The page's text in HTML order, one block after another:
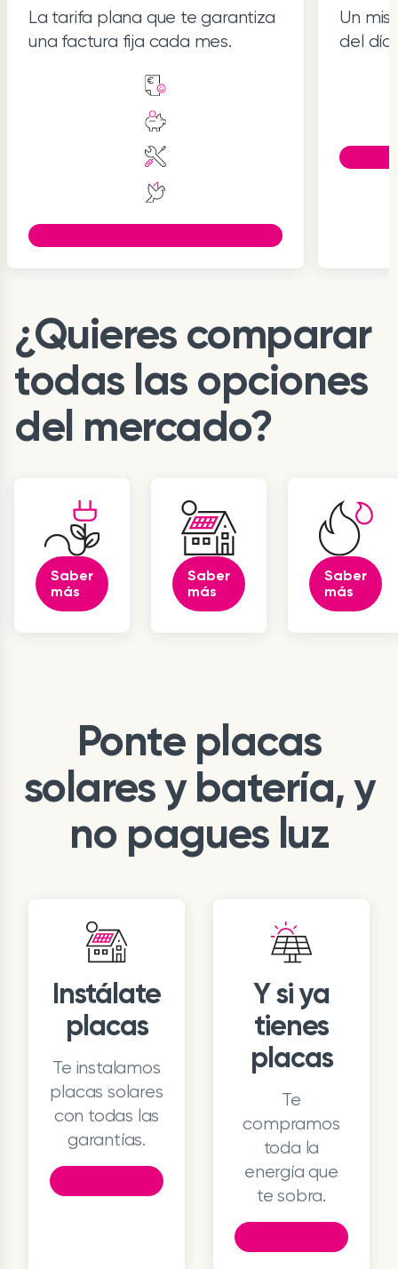
La tarifa plana que te garantiza
una factura fija cada mes.
Un
del
¿Quieres comparar
todas las opciones
del mercado?
Saber
más
Saber
más
Saber
más
Ponte placas
solares y batería, y
no pagues luz
Instálate
placas
Te instalamos
placas solares
con todas las
garantías.
Y si ya
tienes
placas
Te
compramos
toda la
energía que
te sobra.